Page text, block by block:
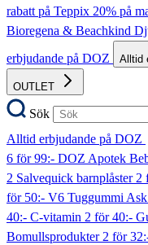
rabatt på Teppix 20% på
Bioregena & Beachkind
erbjudande på DOZ
Alltid
OUTLET
Sök
Alltid erbjudande på DOZ
6 för 99:- DOZ Apotek
2 Salvequick barnplåster2
för 50:- V6 Tuggummi Ask
40:- C-vitamin 2 för 40:-
Bomullsprodukter2 för